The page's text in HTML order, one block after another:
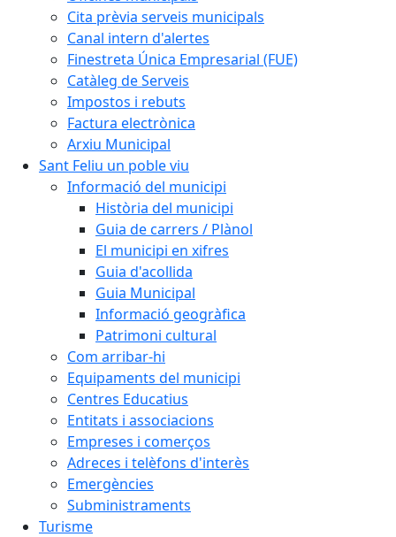
Cita prèvia serveis municipals
Canal intern d'alertes
Finestreta Única Empresarial (FUE)
Catàleg de Serveis
Impostos i rebuts
Factura electrònica
Arxiu Municipal
Sant Feliu un poble viu
Informació del municipi
Història del municipi
Guia de carrers / Plànol
El municipi en xifres
Guia d'acollida
Guia Municipal
Informació geogràfica
Patrimoni cultural
Com arribar-hi
Equipaments del municipi
Centres Educatius
Entitats i associacions
Empreses i comerços
Adreces i telèfons d'interès
Emergències
Subministraments
Turisme